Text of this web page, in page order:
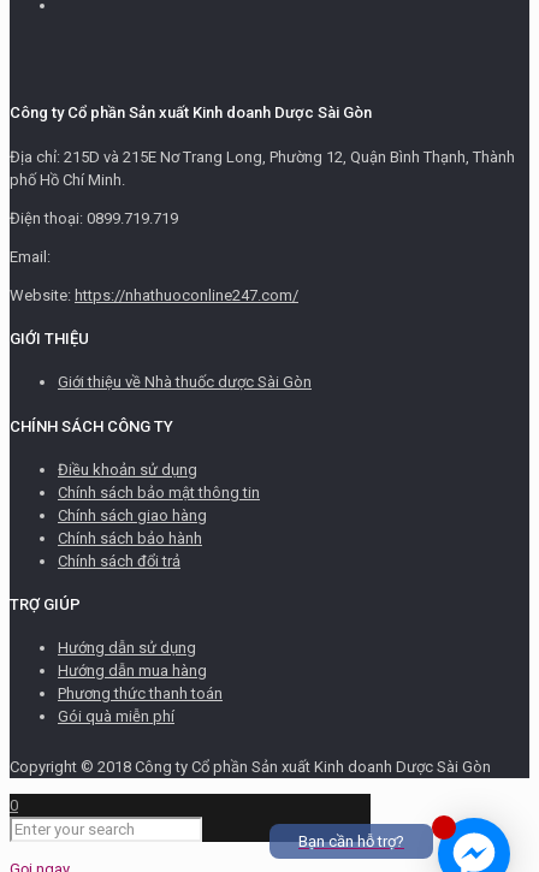
Công ty Cổ phần Sản xuất Kinh doanh Dược Sài Gòn
Địa chỉ: 215D và 215E Nơ Trang Long, Phường 12, Quận Bình Thạnh, Thành
phố Hồ Chí Minh.
Điện thoại: 0899.719.719
Email:
Website: https://nhathuoconline247.com/
GIỚI THIỆU
Giới thiệu về Nhà thuốc dược Sài Gòn
CHÍNH SÁCH CÔNG TY
Điều khoản sử dụng
Chính sách bảo mật thông tin
Chính sách giao hàng
Chính sách bảo hành
Chính sách đổi trả
TRỢ GIÚP
Hướng dẫn sử dụng
Hướng dẫn mua hàng
Phương thức thanh toán
Gói quà miễn phí
Copyright © 2018 Công ty Cổ phần Sản xuất Kinh doanh Dược Sài Gòn
0
Bạn cần hỗ trợ?